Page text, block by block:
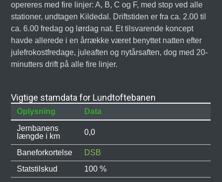
opereres med fire linjer: A, B, C og F, med stop ved alle
stationer, undtagen Kildedal. Driftstiden er fra ca. 2.00 til
ca. 6.00 fredag og lørdag nat. Et tilsvarende koncept
havde allerede i en årrække været benyttet natten efter
julefrokostfredage, juleaften og nytårsaften, dog med 20-
minutters drift på alle fire linjer.
Vigtige stamdata for Lundtoftebanen
Oplysning
Data
Jernbanens
længde i km
0,0
Baneforkortelse
DSB
Statstilskud
100 %